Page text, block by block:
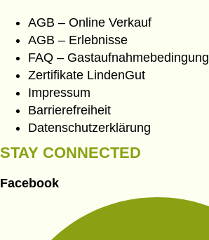
AGB – Online Verkauf
AGB – Erlebnisse
FAQ –
Zertifikate LindenGut
Impressum
Barrierefreiheit
Datenschutzerklärung
STAY CONNECTED
Facebook